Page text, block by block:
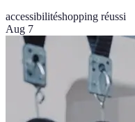
accessibilitéshopping réussi
Aug 7